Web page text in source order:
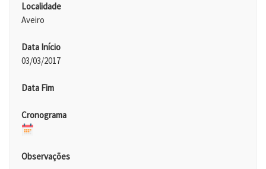
Localidade
Aveiro
Data Início
03/03/2017
Data Fim
Cronograma
Observações